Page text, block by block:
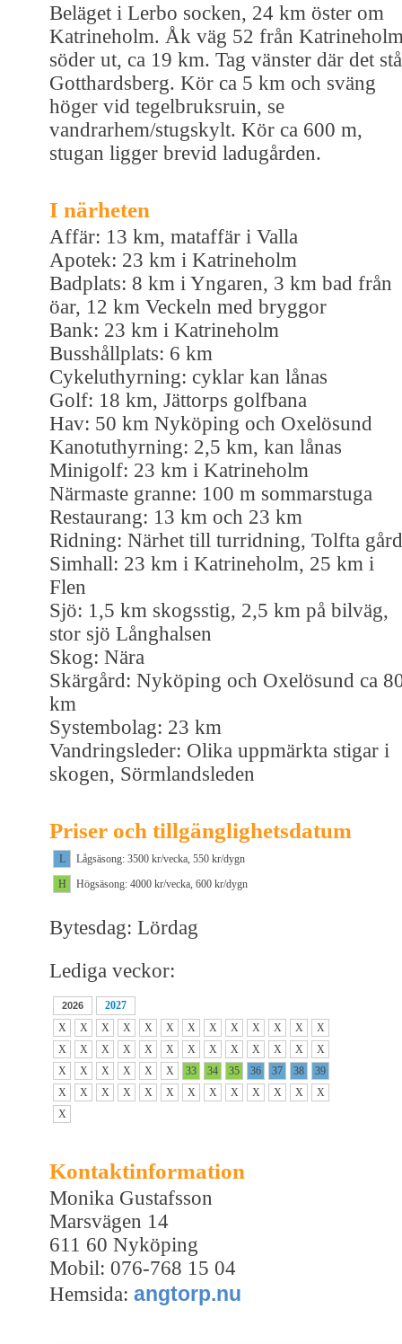
Beläget i Lerbo socken, 24 km öster om
Katrineholm. Åk väg 52 från
söder ut, ca 19 km. Tag vänster där det
Gotthardsberg. Kör ca 5 km och sväng
höger vid tegelbruksruin, se
vandrarhem/stugskylt. Kör ca 600 m,
stugan ligger brevid ladugården.
I närheten
Affär: 13 km, mataffär i Valla
Apotek: 23 km i Katrineholm
Badplats: 8 km i Yngaren, 3 km bad från
öar, 12 km Veckeln med bryggor
Bank: 23 km i Katrineholm
Busshållplats: 6 km
Cykeluthyrning: cyklar kan lånas
Golf: 18 km, Jättorps golfbana
Hav: 50 km Nyköping och Oxelösund
Kanotuthyrning: 2,5 km, kan lånas
Minigolf: 23 km i Katrineholm
Närmaste granne: 100 m sommarstuga
Restaurang: 13 km och 23 km
Ridning: Närhet till turridning, Tolfta gård
Simhall: 23 km i Katrineholm, 25 km i
Flen
Sjö: 1,5 km skogsstig, 2,5 km på bilväg,
stor sjö Långhalsen
Skog: Nära
Skärgård: Nyköping och Oxelösund ca
km
Systembolag: 23 km
Vandringsleder: Olika uppmärkta stigar i
skogen, Sörmlandsleden
Priser och tillgänglighetsdatum
L
Lågsäsong: 3500 kr/vecka, 550 kr/dygn
H
Högsäsong: 4000 kr/vecka, 600 kr/dygn
Bytesdag: Lördag
Lediga veckor:
2026
2027
X
X X X X X X X X X X X
X
X
X X X X X X X X X X X
X
X
X X X X X 33 34 35 36 37 38
39
X
X X X X X X X X X X X
X
X
Kontaktinformation
Monika Gustafsson
Marsvägen 14
611 60 Nyköping
Mobil: 076-768 15 04
Hemsida: angtorp.nu